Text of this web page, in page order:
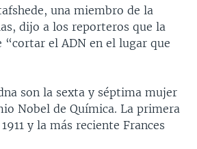
una miembro de la
dijo a los reporteros que la
el ADN en el lugar que
son la sexta y séptima mujer
Nobel de Química. La primera
y la más reciente Frances